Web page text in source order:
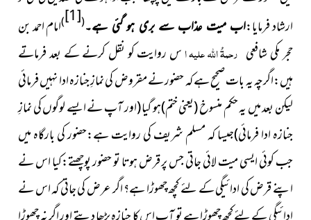
ارشاد فرمایا:اب میت عذاب سے بری ہو گئی ہے۔(
[1]
)امام احمد بن
حجر مکی شافعی رحمۃُ اللہ علیہ اس روایت کو نقل کرنے کے بعد فرماتے
ہیں:اگرچہ یہ بات صحیح ہے کہ حضور نے مقروض کی نمازِ جنازہ ادا نہیں فرمائی
لیکن بعد میں یہ حکم منسوخ (یعنی ختم)ہو گیا (اور آپ نے ایسے لوگوں کی نمازِ
جنازہ ادا فرمائی)جیسا کہ مسلم شریف کی روایت ہے:حضور کی بارگاہ میں
جب کوئی ایسی میت لائی جاتی جس پر قرض ہوتا تو حضور پوچھتے:کیا اس نے
اپنے قرض کی ادائیگی کے لئے کچھ چھوڑا ہے؟ اگر عرض کی جاتی کہ اس نے